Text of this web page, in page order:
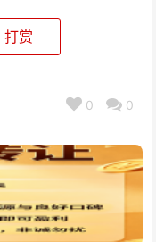
打赏
0 0